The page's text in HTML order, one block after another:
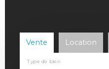
Vente Location
Type de bien